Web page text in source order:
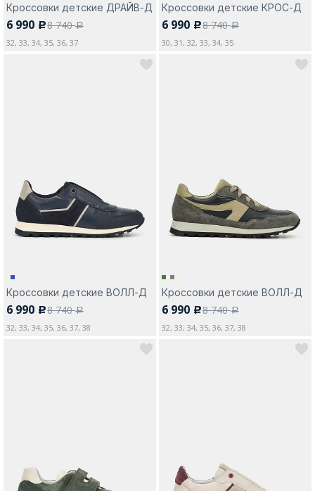
Кроссовки детские ДРАЙВ-Д
6 990 c8 740a
32, 33, 34, 35, 36, 37
Кроссовки детские КРОС-Д
6 990 c8 740a
30, 31, 32, 33, 34, 35
Кроссовки детские ВОЛЛ-Д
6 990 c8 740a
32, 33, 34, 35, 36, 37, 38
Кроссовки детские ВОЛЛ-Д
6 990 c8 740a
32, 33, 34, 35, 36, 37, 38